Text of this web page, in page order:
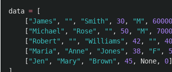
data =
[
[ "James" , "" , "Smith" , 30, "M" , 60000
[ "Michael " , "Rose" , "" , 50, "M" ,
[ "Robert" , "" , "Williams" , 42 , "" ,
[ "Maria" , "Anne" , "Jones" , 38, "F" ,
[ "Jen" , "Mary" , "Brown" , 45, None, 0